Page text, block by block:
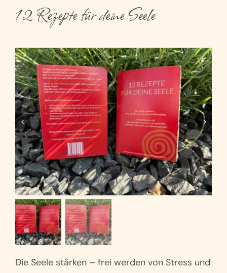
Artikel
12 Rezepte für deine Seele
Die Seele stärken – frei werden von Stress und